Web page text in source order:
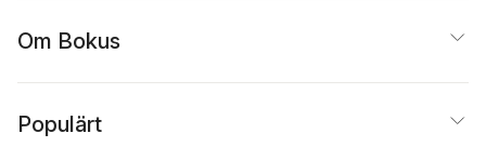
Om Bokus
Populärt